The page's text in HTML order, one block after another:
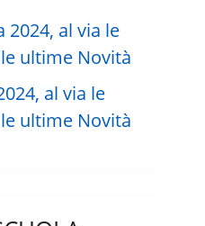
al via le
ultime Novità